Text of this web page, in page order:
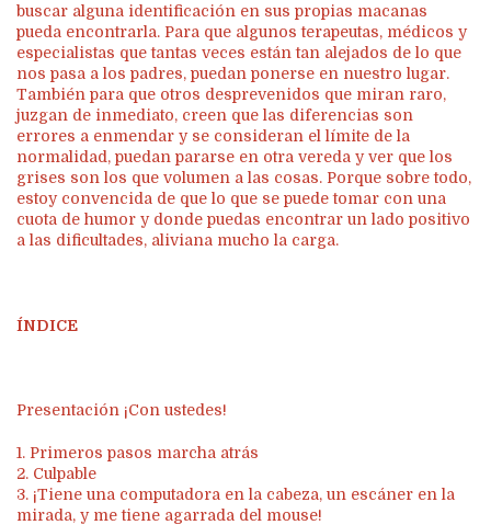
buscar alguna identificación en sus propias macanas
pueda encontrarla. Para que algunos terapeutas, médicos y
especialistas que tantas veces están tan alejados de lo que
nos pasa a los padres, puedan ponerse en nuestro lugar.
También para que otros desprevenidos que miran raro,
juzgan de inmediato, creen que las diferencias son
errores a enmendar y se consideran el límite de la
normalidad, puedan pararse en otra vereda y ver que los
grises son los que volumen a las cosas. Porque sobre todo,
estoy convencida de que lo que se puede tomar con una
cuota de humor y donde puedas encontrar un lado positivo
a las dificultades, aliviana mucho la carga.
ÍNDICE
Presentación ¡Con ustedes!
1. Primeros pasos marcha atrás
2. Culpable
3. ¡Tiene una computadora en la cabeza, un escáner en la
mirada, y me tiene agarrada del mouse!